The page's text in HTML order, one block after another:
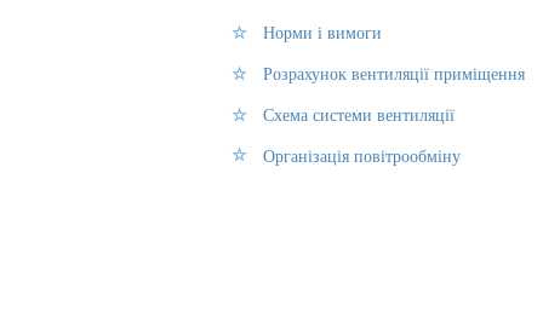
Норми і вимоги
Розрахунок вентиляції приміщення
Схема системи вентиляції
Організація повітрообміну